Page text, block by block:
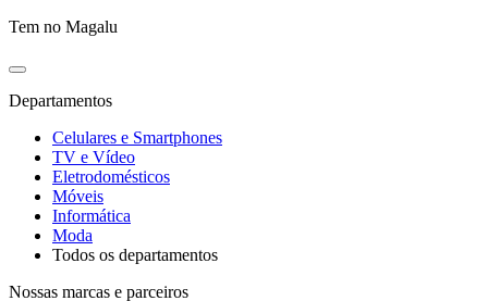
Tem no Magalu
Departamentos
Celulares e Smartphones
TV e Vídeo
Eletrodomésticos
Móveis
Informática
Moda
Todos os departamentos
Nossas marcas e parceiros